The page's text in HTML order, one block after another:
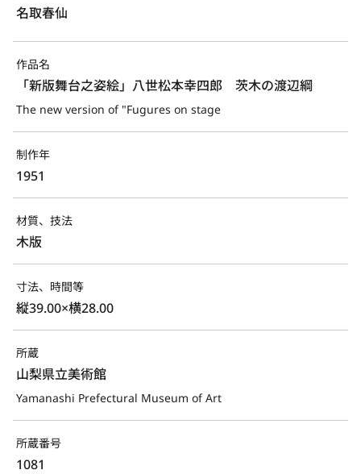
名取春仙
作品名
「新版舞台之姿絵」八世松本幸四郎　茨木の渡辺綱
The new version of "Fugures on stage
制作年
1951
材質、技法
木版
寸法、時間等
縦39.00×横28.00
所蔵
山梨県立美術館
Yamanashi Prefectural Museum of Art
所蔵番号
1081